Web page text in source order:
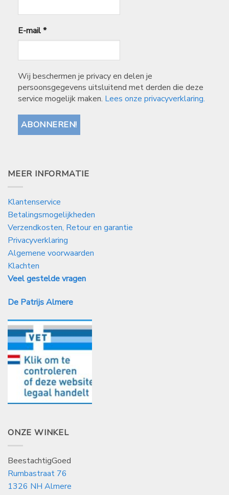
E-mail*
Wij beschermen je privacy en delen je
persoonsgegevens uitsluitend met derden die deze
service mogelijk maken. Lees onze privacyverklaring.
MEER INFORMATIE
Klantenservice
Betalingsmogelijkheden
Verzendkosten, Retour en garantie
Privacyverklaring
Algemene voorwaarden
Klachten
Veel gestelde vragen
De Patrijs Almere
ONZE WINKEL
BeestachtigGoed
Rumbastraat 76
1326 NH Almere